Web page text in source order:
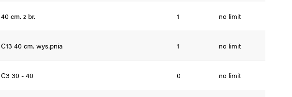
40 cm. z br. 1 no limit
C13 40 cm. wys.pnia 1 no limit
C3 30 - 40 0 no limit